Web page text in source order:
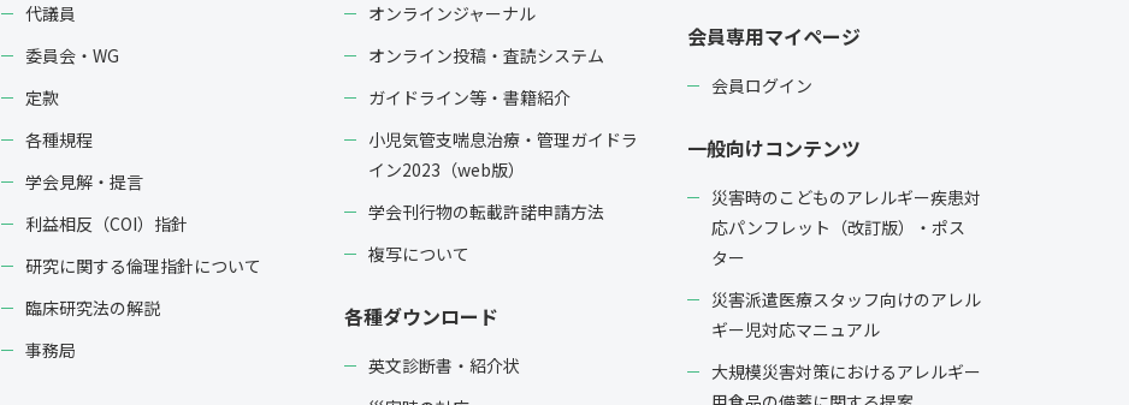
代議員
委員会・WG
定款
各種規程
学会見解・提言
利益相反（COI）指針
研究に関する倫理指針について
臨床研究法の解説
事務局
オンラインジャーナル
オンライン投稿・査読システム
ガイドライン等・書籍紹介
小児気管支喘息治療・管理ガイドラ
イン2023（web版）
学会刊行物の転載許諾申請方法
複写について
各種ダウンロード
英文診断書・紹介状
会員専用マイページ
会員ログイン
一般向けコンテンツ
災害時のこどものアレルギー疾患対
応パンフレット（改訂版）・ポス
ター
災害派遣医療スタッフ向けのアレル
ギー児対応マニュアル
大規模災害対策におけるアレルギー